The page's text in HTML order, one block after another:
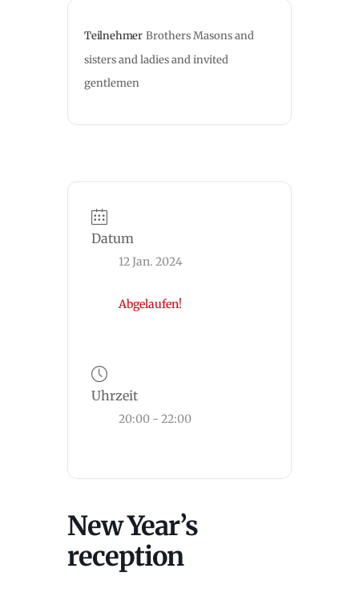
Teilnehmer Brothers Masons and
sisters and ladies and invited
gentlemen
Datum
12 Jan. 2024
Abgelaufen!
Uhrzeit
20:00 - 22:00
New Year’s
reception